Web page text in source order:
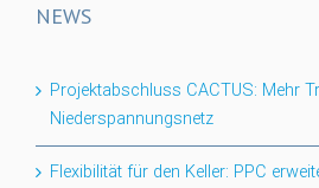
NEWS
Projektabschluss CACTUS: Mehr
Niederspannungsnetz
Flexibilität für den Keller: PPC